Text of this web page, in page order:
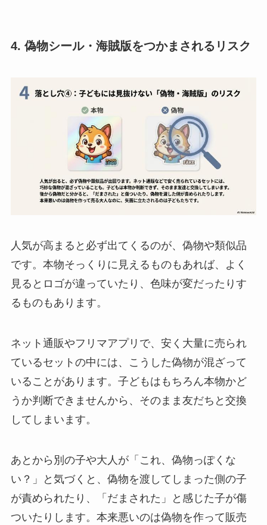
4. 偽物シール・海賊版をつかまされるリスク
人気が高まると必ず出てくるのが、偽物や類似品
です。本物そっくりに見えるものもあれば、よく
見るとロゴが違っていたり、色味が変だったりす
るものもあります。
ネット通販やフリマアプリで、安く大量に売られ
ているセットの中には、こうした偽物が混ざって
いることがあります。子どもはもちろん本物かど
うか判断できませんから、そのまま友だちと交換
してしまいます。
あとから別の子や大人が「これ、偽物っぽくな
い？」と気づくと、偽物を渡してしまった側の子
が責められたり、「だまされた」と感じた子が傷
ついたりします。本来悪いのは偽物を作って販売